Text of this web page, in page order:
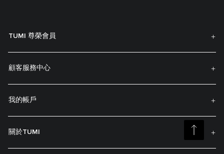
TUMI 尊榮會員
顧客服務中心
我的帳戶
關於TUMI